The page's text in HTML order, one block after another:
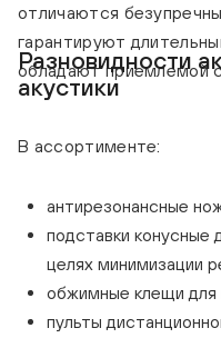
отличаются
гарантируют
обладают приемлемой
Разновидности
акустики
В ассортименте:
антирезонансные
подставки конусные
целях минимизации
обжимные клещи для
пульты